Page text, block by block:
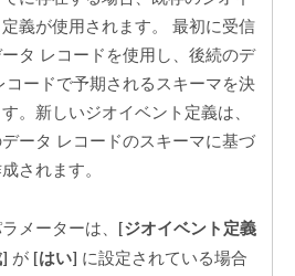
義が使用されます。 最初に受信
ータ レコードを使用し、後続のデ
コードで予期されるスキーマを決
。新しいジオイベント定義は、
ータ レコードのスキーマに基づ
されます。
メーターは、 [ジオイベント定義
が [はい] に設定されている場合